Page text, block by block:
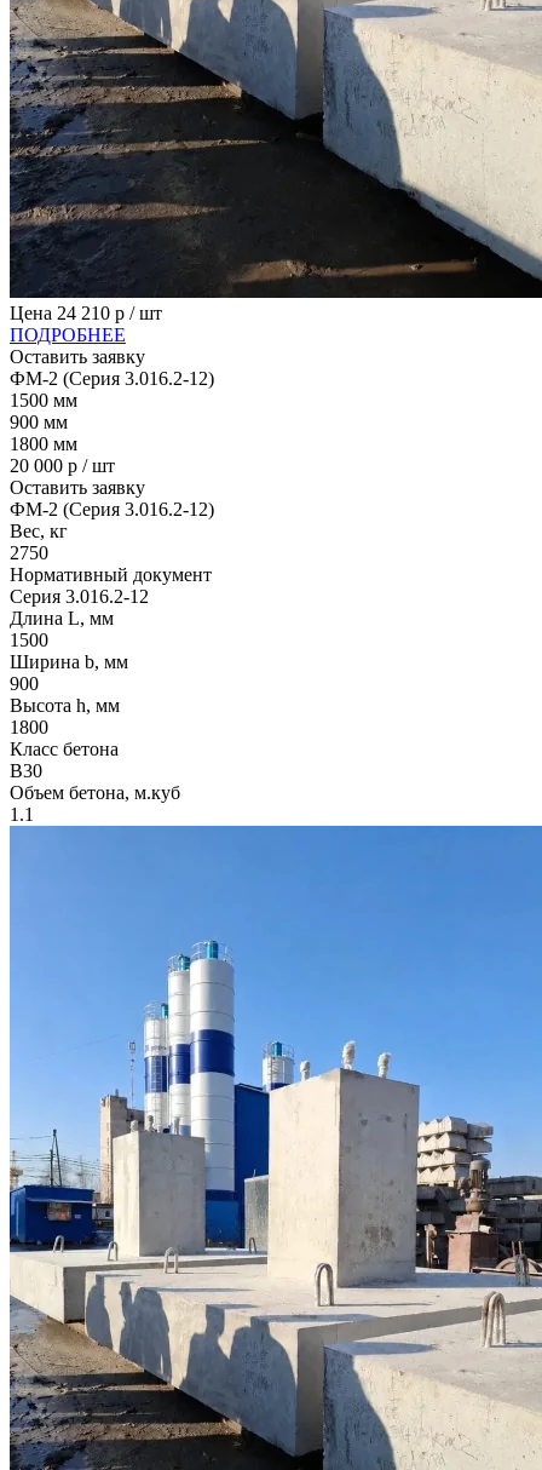
Цена 24 210 р / шт
ПОДРОБНЕЕ
Оставить заявку
ФМ-2 (Серия 3.016.2-12)
1500 мм
900 мм
1800 мм
20 000 р / шт
Оставить заявку
ФМ-2 (Серия 3.016.2-12)
Вес, кг
2750
Нормативный документ
Серия 3.016.2-12
Длина L, мм
1500
Ширина b, мм
900
Высота h, мм
1800
Класс бетона
B30
Объем бетона, м.куб
1.1